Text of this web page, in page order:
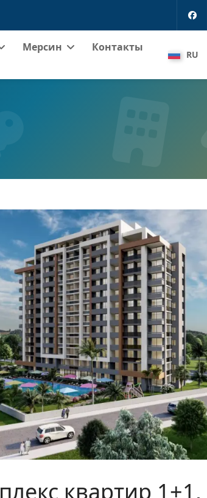
Мерсин Контакты
RU
квартир 1+1,